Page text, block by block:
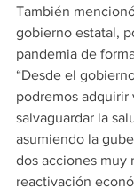
También
gobierno estatal,
pandemia de
“Desde el
podremos adquirir
salvaguardar la
asumiendo la
dos acciones muy
reactivación